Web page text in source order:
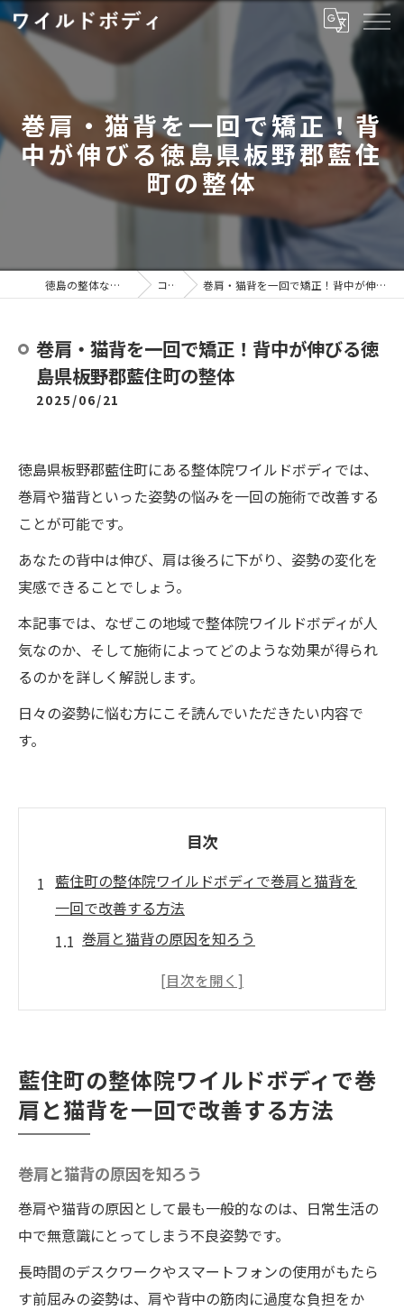
巻肩・猫背を一回で矯正！背
中が伸びる徳島県板野郡藍住
町の整体
徳島の整体ならワイルドボディ コラム 巻肩・猫背を一回で矯正！背中が伸びる徳島県板野郡藍住町の整体
巻肩・猫背を一回で矯正！背中が伸びる徳
島県板野郡藍住町の整体
2025/06/21
徳島県板野郡藍住町にある整体院ワイルドボディでは、
巻肩や猫背といった姿勢の悩みを一回の施術で改善する
ことが可能です。
あなたの背中は伸び、肩は後ろに下がり、姿勢の変化を
実感できることでしょう。
本記事では、なぜこの地域で整体院ワイルドボディが人
気なのか、そして施術によってどのような効果が得られ
るのかを詳しく解説します。
日々の姿勢に悩む方にこそ読んでいただきたい内容で
す。
目次
藍住町の整体院ワイルドボディで巻肩と猫背を
一回で改善する方法
巻肩と猫背の原因を知ろう
整体院ワイルドボディで姿勢を矯正するプ
理由
自宅でできる姿勢改善のポイント
背中が伸びる！徳島県で話題の整体院ワイルド
ボディの体験とは
整体院ワイルドボディの施術内容を徹底解
説
背中を伸ばすための具体的な施術法
藍住町の整体院ワイルドボディで巻
肩と猫背を一回で改善する方法
巻肩と猫背の原因を知ろう
巻肩や猫背の原因として最も一般的なのは、日常生活の
中で無意識にとってしまう不良姿勢です。
長時間のデスクワークやスマートフォンの使用がもたら
す前屈みの姿勢は、肩や背中の筋肉に過度な負担をか